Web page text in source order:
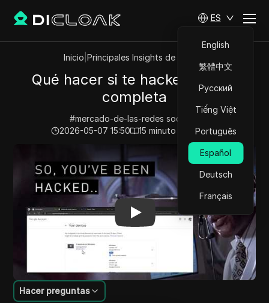
ES
English
繁體中文
Русский
Tiếng Việt
Português
Español
Deutsch
Français
Inicio Principales Insights de Videos
Qué hacer si te hackean: Guía
completa
#mercado-de-las-redes socialesi
2026-05-07 15:50
15 minuto de lectura
Qué hacer si te hackean: Guía completa
Hacer preguntas